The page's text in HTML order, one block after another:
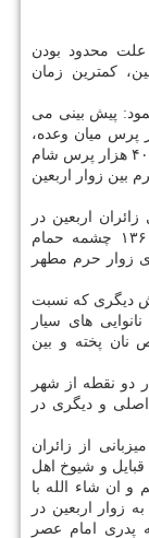
علت محدود بودن
كمترین زمان
پیش بینی می
اربعین امسال، روزانه ۷۴۰ هزار پرس میان وعده،
۴۲۰ هزار پرس صبحانه، ۴۵۰ هزار پرس ناهار و ۴۰۰ هزار پرس شام
پرس غذای گرم بین زوار اربعین
اربعین در
شهر سامراء، نصب ۲۰۰ سرویس بهداشتی و ۱۳۶ چشمه حمام
زوار حرم مطهر
دیگری كه نسبت
های سیار
۱۰ روز ۴۰۰ هزار قرص نان پخته و بین
دو نقطه از شهر
و دیگری در
از زائران
و شیوخ اهل
ان شاء الله با
اربعین در
پدری امام عصر